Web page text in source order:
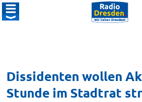
Dissidenten wollen
Stunde im Stadtrat